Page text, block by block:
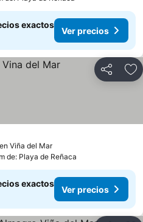
exactos
Ver precios
Compartir
Viña del Mar
de: Playa de Reñaca
exactos
Ver precios